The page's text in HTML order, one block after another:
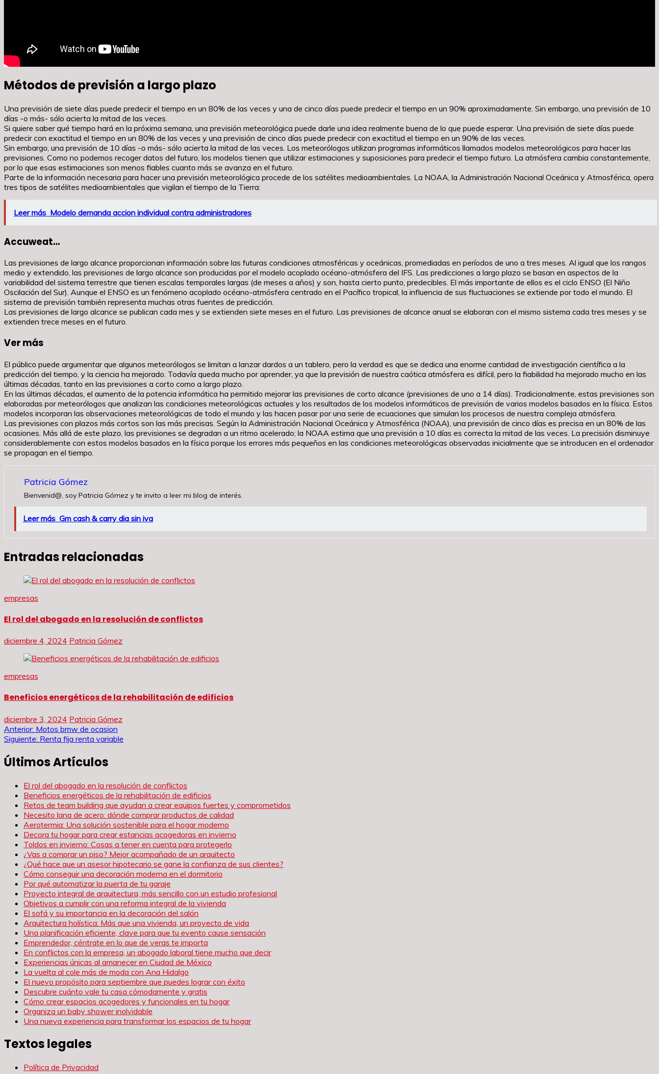
Métodos de previsión a largo plazo
Una previsión de siete días puede predecir el tiempo en un 80% de las veces y una de cinco días puede predecir el tiempo en un 90% aproximadamente. Sin embargo, una previsión de 10
días -o más- sólo acierta la mitad de las veces.
Si quiere saber qué tiempo hará en la próxima semana, una previsión meteorológica puede darle una idea realmente buena de lo que puede esperar. Una previsión de siete días puede
predecir con exactitud el tiempo en un 80% de las veces y una previsión de cinco días puede predecir con exactitud el tiempo en un 90% de las veces.
Sin embargo, una previsión de 10 días -o más- sólo acierta la mitad de las veces. Los meteorólogos utilizan programas informáticos llamados modelos meteorológicos para hacer las
previsiones. Como no podemos recoger datos del futuro, los modelos tienen que utilizar estimaciones y suposiciones para predecir el tiempo futuro. La atmósfera cambia constantemente,
por lo que esas estimaciones son menos fiables cuanto más se avanza en el futuro.
Parte de la información necesaria para hacer una previsión meteorológica procede de los satélites medioambientales. La NOAA, la Administración Nacional Oceánica y Atmosférica, opera
tres tipos de satélites medioambientales que vigilan el tiempo de la Tierra:
Leer más Modelo demanda accion individual contra administradores
Accuweat…
Las previsiones de largo alcance proporcionan información sobre las futuras condiciones atmosféricas y oceánicas, promediadas en períodos de uno a tres meses. Al igual que los rangos
medio y extendido, las previsiones de largo alcance son producidas por el modelo acoplado océano-atmósfera del IFS. Las predicciones a largo plazo se basan en aspectos de la
variabilidad del sistema terrestre que tienen escalas temporales largas (de meses a años) y son, hasta cierto punto, predecibles. El más importante de ellos es el ciclo ENSO (El Niño
Oscilación del Sur). Aunque el ENSO es un fenómeno acoplado océano-atmósfera centrado en el Pacífico tropical, la influencia de sus fluctuaciones se extiende por todo el mundo. El
sistema de previsión también representa muchas otras fuentes de predicción.
Las previsiones de largo alcance se publican cada mes y se extienden siete meses en el futuro. Las previsiones de alcance anual se elaboran con el mismo sistema cada tres meses y se
extienden trece meses en el futuro.
Ver más
El público puede argumentar que algunos meteorólogos se limitan a lanzar dardos a un tablero, pero la verdad es que se dedica una enorme cantidad de investigación científica a la
predicción del tiempo, y la ciencia ha mejorado. Todavía queda mucho por aprender, ya que la previsión de nuestra caótica atmósfera es difícil, pero la fiabilidad ha mejorado mucho en las
últimas décadas, tanto en las previsiones a corto como a largo plazo.
En las últimas décadas, el aumento de la potencia informática ha permitido mejorar las previsiones de corto alcance (previsiones de uno a 14 días). Tradicionalmente, estas previsiones son
elaboradas por meteorólogos que analizan las condiciones meteorológicas actuales y los resultados de los modelos informáticos de previsión de varios modelos basados en la física. Estos
modelos incorporan las observaciones meteorológicas de todo el mundo y las hacen pasar por una serie de ecuaciones que simulan los procesos de nuestra compleja atmósfera.
Las previsiones con plazos más cortos son las más precisas. Según la Administración Nacional Oceánica y Atmosférica (NOAA), una previsión de cinco días es precisa en un 80% de las
ocasiones. Más allá de este plazo, las previsiones se degradan a un ritmo acelerado; la NOAA estima que una previsión a 10 días es correcta la mitad de las veces. La precisión disminuye
considerablemente con estos modelos basados en la física porque los errores más pequeños en las condiciones meteorológicas observadas inicialmente que se introducen en el ordenador
se propagan en el tiempo.
Patricia Gómez
Bienvenid@, soy Patricia Gómez y te invito a leer mi blog de interés.
Leer más Gm cash & carry dia sin iva
Entradas relacionadas
empresas
El rol del abogado en la resolución de conflictos
diciembre 4, 2024 Patricia Gómez
empresas
Beneficios energéticos de la rehabilitación de edificios
diciembre 3, 2024 Patricia Gómez
Navegación
entradas
Anterior: Motos bmw de ocasion
Siguiente: Renta fija renta variable
Últimos Artículos
El rol del abogado en la resolución de conflictos
Beneficios energéticos de la rehabilitación de edificios
Retos de team building que ayudan a crear equipos fuertes y comprometidos
Necesito lana de acero: dónde comprar productos de calidad
Aerotermia: Una solución sostenible para el hogar moderno
Decora tu hogar para crear estancias acogedoras en invierno
Toldos en invierno: Cosas a tener en cuenta para protegerlo
¿Vas a comprar un piso? Mejor acompañado de un arquitecto
¿Qué hace que un asesor hipotecario se gane la confianza de sus clientes?
Cómo conseguir una decoración moderna en el dormitorio
Por qué automatizar la puerta de tu garaje
Proyecto integral de arquitectura, más sencillo con un estudio profesional
Objetivos a cumplir con una reforma integral de la vivienda
El sofá y su importancia en la decoración del salón
Arquitectura holística: Más que una vivienda, un proyecto de vida
Una planificación eficiente, clave para que tu evento cause sensación
Emprendedor, céntrate en lo que de veras te importa
En conflictos con la empresa, un abogado laboral tiene mucho que decir
Experiencias únicas al amanecer en Ciudad de México
La vuelta al cole más de moda con Ana Hidalgo
El nuevo propósito para septiembre que puedes lograr con éxito
Descubre cuánto vale tu casa cómodamente y gratis
Cómo crear espacios acogedores y funcionales en tu hogar
Organiza un baby shower inolvidable
Una nueva experiencia para transformar los espacios de tu hogar
Textos legales
Política de Privacidad